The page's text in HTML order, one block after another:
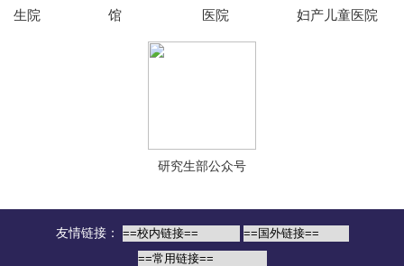
生院 馆 医院 妇产儿童医院
研究生部公众号
友情链接：